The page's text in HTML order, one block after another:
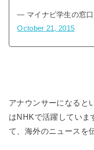
— マイナビ学生の窓
October 21, 2015
アナウンサーになると
はNHKで活躍していま
て、海外のニュースを